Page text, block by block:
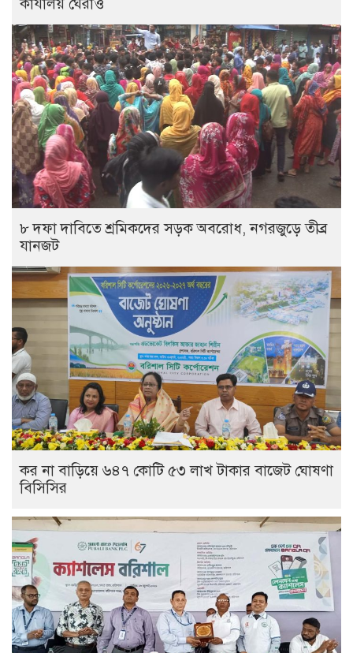
৮ দফা দাবিতে শ্রমিকদের সড়ক অবরোধ, নগরজুড়ে তীব্র
যানজট
কর না বাড়িয়ে ৬৪৭ কোটি ৫৩ লাখ টাকার বাজেট ঘোষণা
বিসিসির